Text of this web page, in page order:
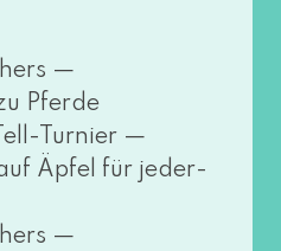
—
Pferde
Turnier —
Äpfel für jeder­
—